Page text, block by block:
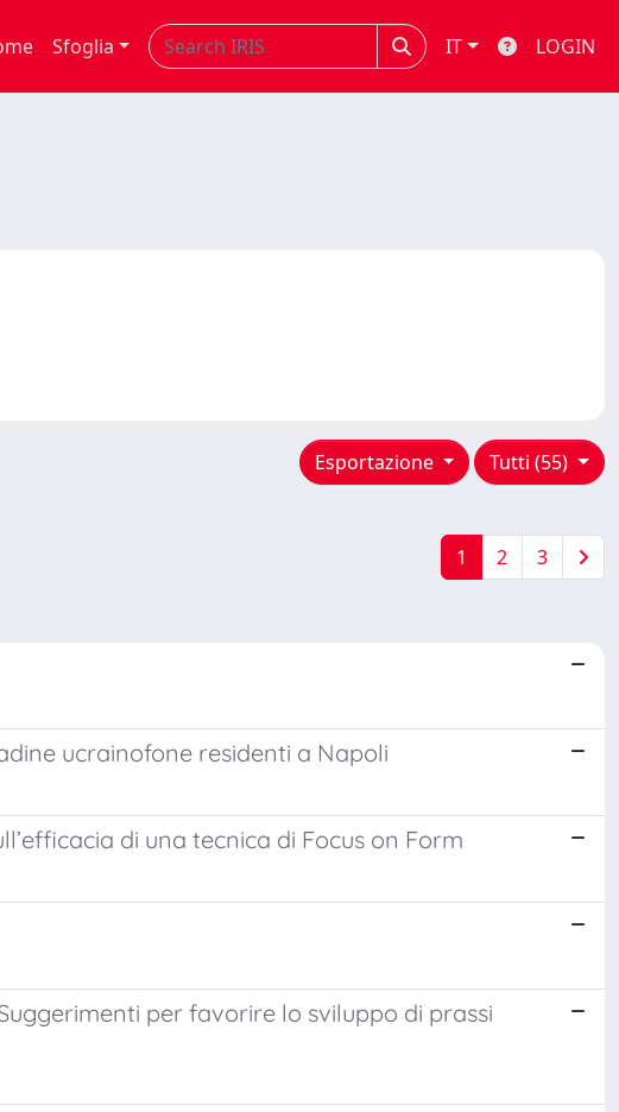
Sfoglia IT LOGIN
Tutti (55)
Esportazione
1 2 3
ucrainofone residenti a Napoli
di una tecnica di Focus on Form
per favorire lo sviluppo di prassi